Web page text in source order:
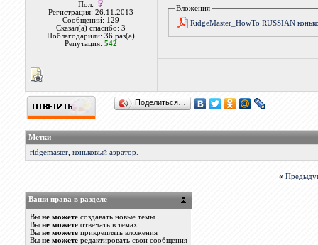
Пол:
Регистрация: 26.11.2013
Сообщений: 129
Сказал(а) спасибо: 3
Поблагодарили: 36 раз(а)
Репутация:542
Вложения
RidgeMaster_HowTo RUSSIAN
Поделиться…
Метки
ridgemaster, коньковый аэратор.
«
Ваши права в разделе
Вы не можетесоздавать новые темы
Вы не можетеотвечать в темах
Вы не можетеприкреплять вложения
Вы не можетередактировать свои сообщения